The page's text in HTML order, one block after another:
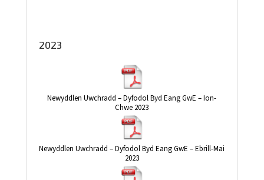
2023
Newyddlen Uwchradd – Dyfodol Byd Eang GwE – Ion-
Chwe 2023
Newyddlen Uwchradd – Dyfodol Byd Eang GwE – Ebrill-Mai
2023